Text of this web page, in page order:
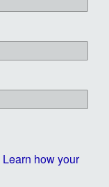
Learn how your